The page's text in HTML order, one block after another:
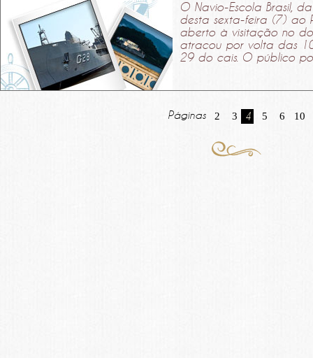
O Navio-Escola Brasil,
desta sexta-feira (7) ao
aberto à visitação no
atracou por volta das
29 do cais. O público
Páginas 2 3 4 5 6 10